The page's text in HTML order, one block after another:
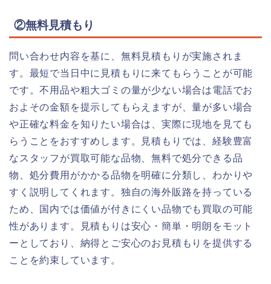
②無料見積もり
問い合わせ内容を基に、無料見積もりが実施されま
す。最短で当日中に見積もりに来てもらうことが可能
です。不用品や粗大ゴミの量が少ない場合は電話でお
およその金額を提示してもらえますが、量が多い場合
や正確な料金を知りたい場合は、実際に現地を見ても
らうことをおすすめします。見積もりでは、経験豊富
なスタッフが買取可能な品物、無料で処分できる品
物、処分費用がかかる品物を明確に分類し、わかりや
すく説明してくれます。独自の海外販路を持っている
ため、国内では価値が付きにくい品物でも買取の可能
性があります。見積もりは安心・簡単・明朗をモット
ーとしており、納得とご安心のお見積もりを提供する
ことを約束しています。